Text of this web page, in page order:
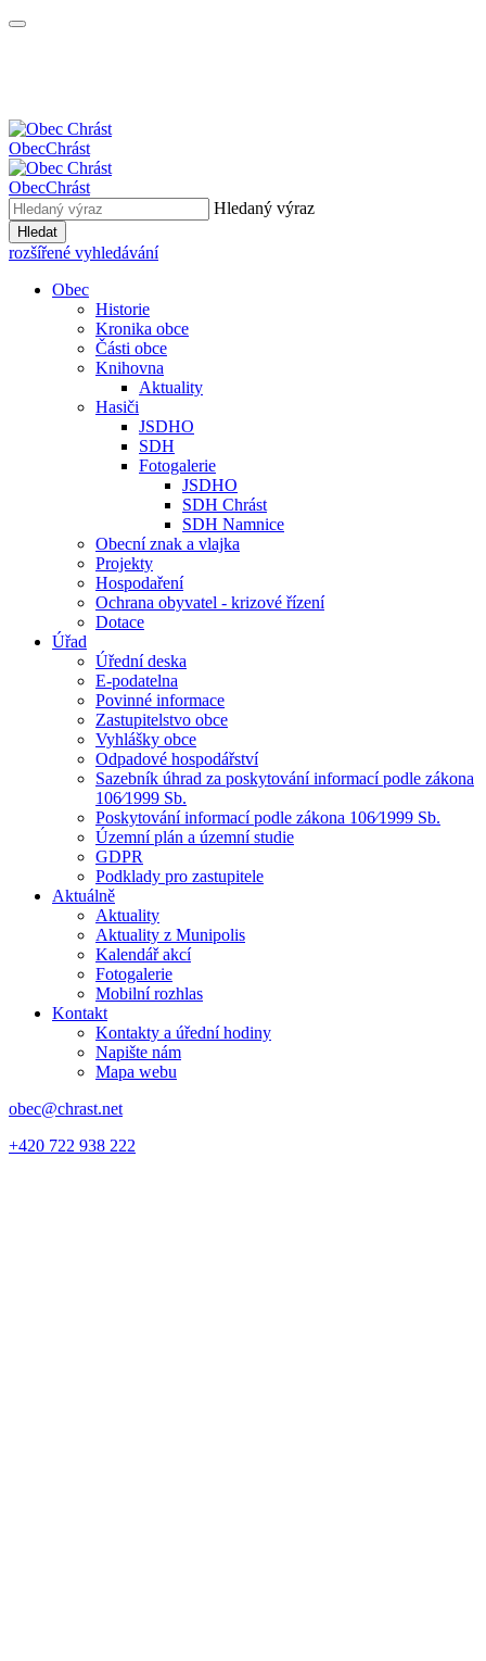
ObecChrást
ObecChrást
Hledaný výraz
Hledat
rozšířené vyhledávání
Obec
Historie
Kronika obce
Části obce
Knihovna
Aktuality
Hasiči
JSDHO
SDH
Fotogalerie
JSDHO
SDH Chrást
SDH Namnice
Obecní znak a vlajka
Projekty
Hospodaření
Ochrana obyvatel - krizové řízení
Dotace
Úřad
Úřední deska
E-podatelna
Povinné informace
Zastupitelstvo obce
Vyhlášky obce
Odpadové hospodářství
Sazebník úhrad za poskytování informací podle zákona
106⁄1999 Sb.
Poskytování informací podle zákona 106⁄1999 Sb.
Územní plán a územní studie
GDPR
Podklady pro zastupitele
Aktuálně
Aktuality
Aktuality z Munipolis
Kalendář akcí
Fotogalerie
Mobilní rozhlas
Kontakt
Kontakty a úřední hodiny
Napište nám
Mapa webu
obec@chrast.net
+420 722 938 222